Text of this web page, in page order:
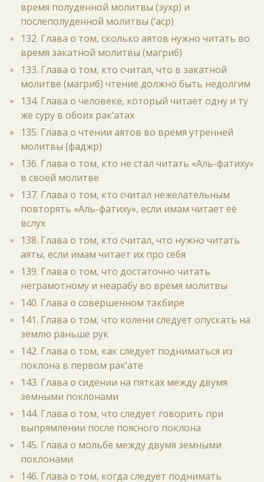
время полуденной молитвы (зухр) и
послеполуденной молитвы (‘аср)
132. Глава о том, сколько аятов нужно читать во
время закатной молитвы (магриб)
133. Глава о том, кто считал, что в закатной
молитве (магриб) чтение должно быть недолгим
134. Глава о человеке, который читает одну и ту
же суру в обоих рак‘атах
135. Глава о чтении аятов во время утренней
молитвы (фаджр)
136. Глава о том, кто не стал читать «Аль-фатиху»
в своей молитве
137. Глава о том, кто считал нежелательным
повторять «Аль-фатиху», если имам читает её
вслух
138. Глава о том, кто считал, что нужно читать
аяты, если имам читает их про себя
139. Глава о том, что достаточно читать
неграмотному и неарабу во время молитвы
140. Глава о совершенном такбире
141. Глава о том, что колени следует опускать на
землю раньше рук
142. Глава о том, как следует подниматься из
поклона в первом рак‘ате
143. Глава о сидении на пятках между двумя
земными поклонами
144. Глава о том, что следует говорить при
выпрямлении после поясного поклона
145. Глава о мольбе между двумя земными
поклонами
146. Глава о том, когда следует поднимать